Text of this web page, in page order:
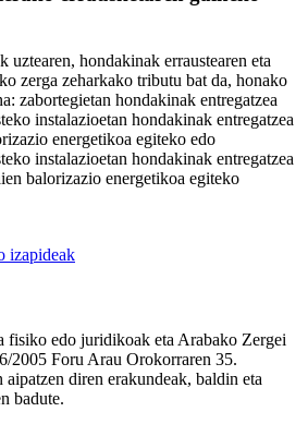
uztearen, hondakinak erraustearen eta
zerga zeharkako tributu bat da, honako
zabortegietan hondakinak entregatzea
instalazioetan hondakinak entregatzea
energetikoa egiteko edo
instalazioetan hondakinak entregatzea
balorizazio energetikoa egiteko
izapideak
fisiko edo juridikoak eta Arabako Zergei
2005 Foru Arau Orokorraren 35.
diren erakundeak, baldin eta
badute.